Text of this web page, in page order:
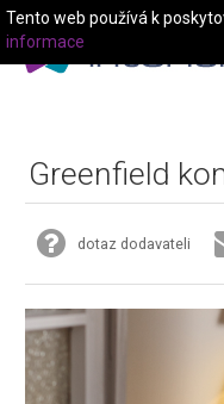
Greenfield
dotaz dodavateli
Tento web používá k
informace